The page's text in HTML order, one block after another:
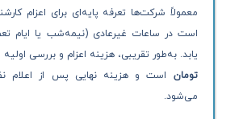
معمولاً شرکت‌ها تعرفه پایه‌ای برای اعزام
است در ساعات غیرعادی (نیمه‌شب یا ایام
یابد. به‌طور تقریبی، هزینه اعزام و بررسی
تومان است و هزینه نهایی پس از اعلام
می‌شود.